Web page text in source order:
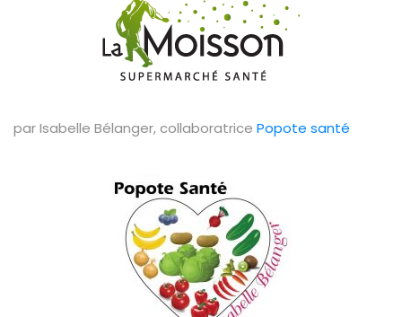
par Isabelle Bélanger, collaboratrice Popote santé